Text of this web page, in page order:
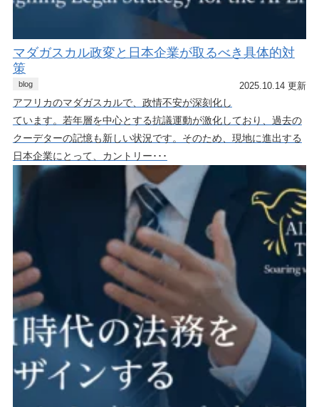
マダガスカル政変と日本企業が取るべき具体的対
策
blog 2025.10.14 更新
アフリカのマダガスカルで、政情不安が深刻化し
ています。若年層を中心とする抗議運動が激化しており、過去の
クーデターの記憶も新しい状況です。そのため、現地に進出する
日本企業にとって、カントリー･･･